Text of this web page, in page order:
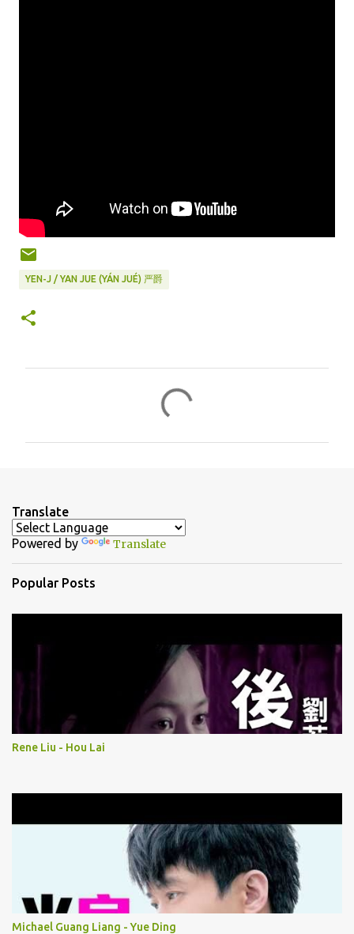
YEN-J / YAN JUE (YÁN JUÉ) 严爵
t
s
Translate
Powered by Translate
Popular Posts
Rene Liu - Hou Lai
Michael Guang Liang - Yue Ding